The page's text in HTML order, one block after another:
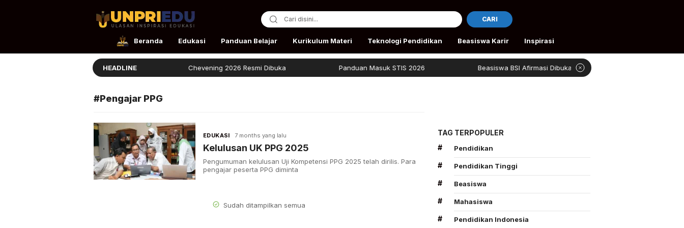
UnpriEdu
Ulasan Inspirasi Edukasi
CARI
Beranda Edukasi Panduan Belajar Kurikulum Materi Teknologi Pendidikan Beasiswa Karir Inspirasi
HEADLINE
Ellita Lulus dengan Prestasi Chevening 2026 Resmi Dibuka Panduan Masuk STIS 2026 Beasiswa BSI Afirmasi Dibuka
#Pengajar PPG
EDUKASI 7 months yang lalu
Kelulusan UK PPG 2025
Pengumuman kelulusan Uji Kompetensi PPG 2025 telah dirilis. Para
pengajar peserta PPG diminta
Sudah ditampilkan semua
TAG TERPOPULER
#
Pendidikan
# Pendidikan Tinggi
# Beasiswa
# Mahasiswa
# Pendidikan Indonesia